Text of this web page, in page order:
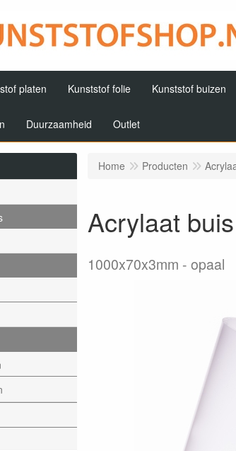
platen Kunststof folie Kunststof buizen
Duurzaamheid Outlet
Home Producten
Acrylaat
1000x70x3mm opaal